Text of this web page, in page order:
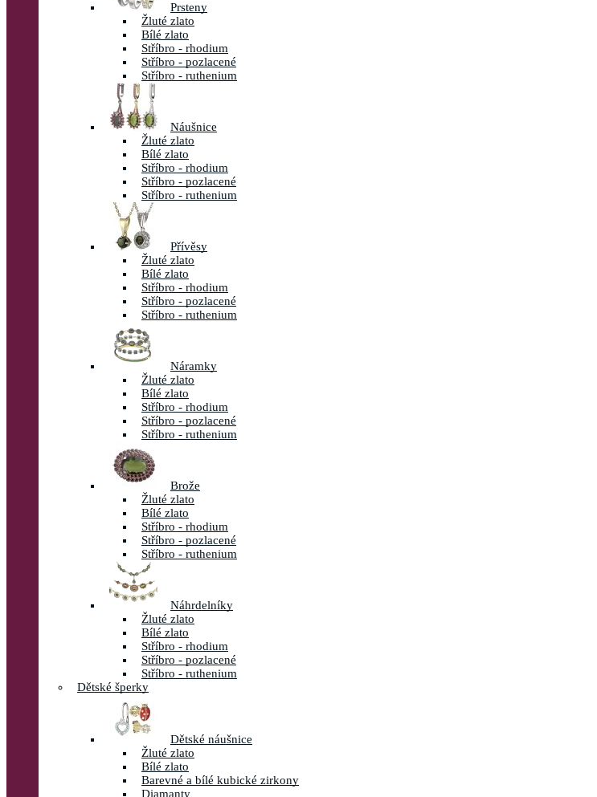
Prsteny
Žluté zlato
Bílé zlato
Stříbro - rhodium
Stříbro - pozlacené
Stříbro - ruthenium
Náušnice
Žluté zlato
Bílé zlato
Stříbro - rhodium
Stříbro - pozlacené
Stříbro - ruthenium
Přívěsy
Žluté zlato
Bílé zlato
Stříbro - rhodium
Stříbro - pozlacené
Stříbro - ruthenium
Náramky
Žluté zlato
Bílé zlato
Stříbro - rhodium
Stříbro - pozlacené
Stříbro - ruthenium
Brože
Žluté zlato
Bílé zlato
Stříbro - rhodium
Stříbro - pozlacené
Stříbro - ruthenium
Náhrdelníky
Žluté zlato
Bílé zlato
Stříbro - rhodium
Stříbro - pozlacené
Stříbro - ruthenium
Dětské šperky
Dětské náušnice
Žluté zlato
Bílé zlato
Barevné a bílé kubické zirkony
Diamanty